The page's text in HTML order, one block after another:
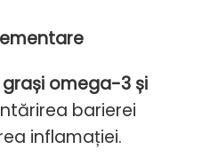
omega-3 și
barierei
inflamației.